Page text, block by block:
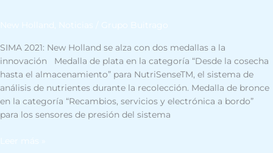
New Holland Noticias Grupo Buitrago
SIMA 2021: New Holland se alza con dos medallas a la
innovación Medalla de plata en la categoría “Desde la cosecha
hasta el almacenamiento” para NutriSenseTM, el sistema de
análisis de nutrientes durante la recolección. Medalla de bronce
en la categoría “Recambios, servicios y electrónica a bordo”
para los sensores de presión del sistema
Leer más »